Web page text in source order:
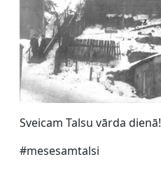
Sveicam Talsu vārda dienā!
#mesesamtalsi